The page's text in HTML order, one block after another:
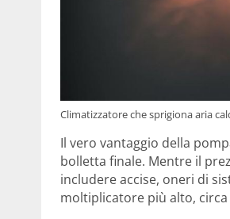
Climatizzatore che sprigiona aria
Il vero vantaggio della
bolletta finale. Mentre il
includere accise, oneri di
moltiplicatore più alto,